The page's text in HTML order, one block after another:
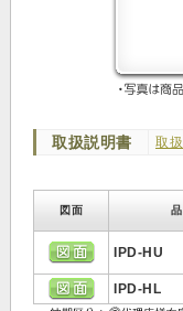
取扱説明書 取
図面
IPD-HU
IPD-HL